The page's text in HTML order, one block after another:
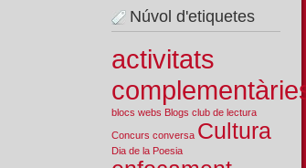
Núvol d'etiquetes
activitats
complementàries
blocs webs Blogs club de lectura
Concurs conversa Cultura
Dia de la Poesia